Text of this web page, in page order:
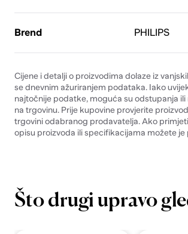
Brend PHILIPS
Cijene i detalji o proizvodima dolaze iz
se dnevnim ažuriranjem podataka. Iako
najtočnije podatke, moguća su odstupanja ili
na trgovinu. Prije kupovine provjerite
trgovini odabranog prodavatelja. Ako
opisu proizvoda ili specifikacijama možete je
Što drugi upravo